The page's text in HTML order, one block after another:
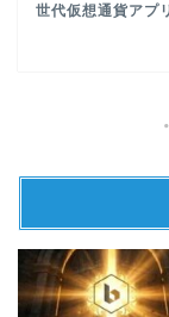
世代仮想通貨アプ